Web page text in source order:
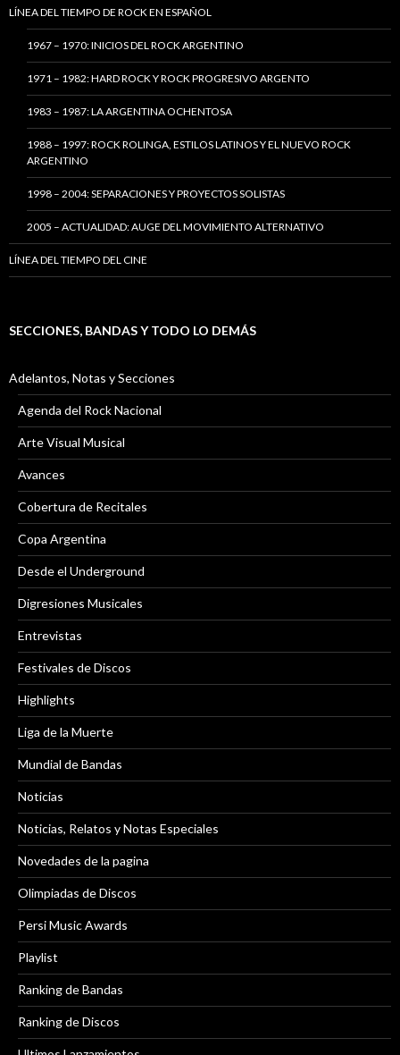
LÍNEA DEL TIEMPO DE ROCK EN ESPAÑOL
1967 – 1970: INICIOS DEL ROCK ARGENTINO
1971 – 1982: HARD ROCK Y ROCK PROGRESIVO ARGENTO
1983 – 1987: LA ARGENTINA OCHENTOSA
1988 – 1997: ROCK ROLINGA, ESTILOS LATINOS Y EL NUEVO ROCK
ARGENTINO
1998 – 2004: SEPARACIONES Y PROYECTOS SOLISTAS
2005 – ACTUALIDAD: AUGE DEL MOVIMIENTO ALTERNATIVO
LÍNEA DEL TIEMPO DEL CINE
SECCIONES, BANDAS Y TODO LO DEMÁS
Adelantos, Notas y Secciones
Agenda del Rock Nacional
Arte Visual Musical
Avances
Cobertura de Recitales
Copa Argentina
Desde el Underground
Digresiones Musicales
Entrevistas
Festivales de Discos
Highlights
Liga de la Muerte
Mundial de Bandas
Noticias
Noticias, Relatos y Notas Especiales
Novedades de la pagina
Olimpiadas de Discos
Persi Music Awards
Playlist
Ranking de Bandas
Ranking de Discos